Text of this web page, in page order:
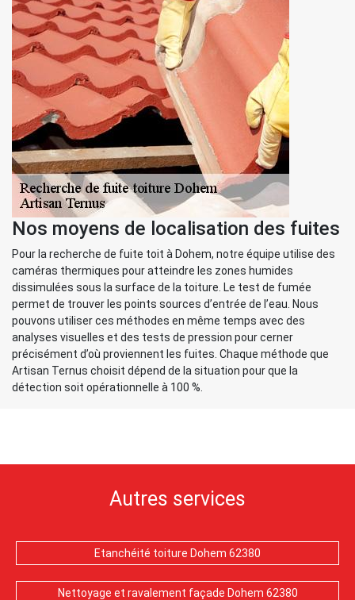
Nos moyens de localisation des fuites
Pour la recherche de fuite toit à Dohem, notre équipe utilise des
caméras thermiques pour atteindre les zones humides
dissimulées sous la surface de la toiture. Le test de fumée
permet de trouver les points sources d’entrée de l’eau. Nous
pouvons utiliser ces méthodes en même temps avec des
analyses visuelles et des tests de pression pour cerner
précisément d’où proviennent les fuites. Chaque méthode que
Artisan Ternus choisit dépend de la situation pour que la
détection soit opérationnelle à 100 %.
Autres services
Etanchéité toiture Dohem 62380
Nettoyage et ravalement façade Dohem 62380